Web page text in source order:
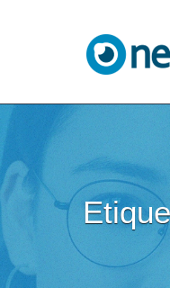
Blog